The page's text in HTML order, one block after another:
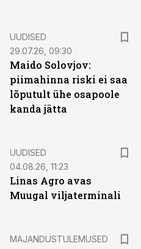
UUDISED
29.07.26, 09:30
Maido Solovjov:
piimahinna riski ei saa
lõputult ühe osapoole
kanda jätta
UUDISED
04.08.26, 11:23
Linas Agro avas
Muugal viljaterminali
MAJANDUSTULEMUSED